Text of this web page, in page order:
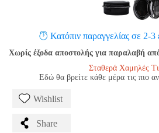
Κατόπιν παραγγελίας σε 2-3
Χωρίς έξοδα αποστολής για παραλαβή
Σταθερά Χαμηλές
Εδώ θα βρείτε κάθε μέρα τις πιο
Wishlist
Share